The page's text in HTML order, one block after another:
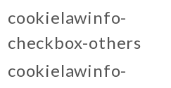
cookielawinfo-
checkbox-others
cookielawinfo-